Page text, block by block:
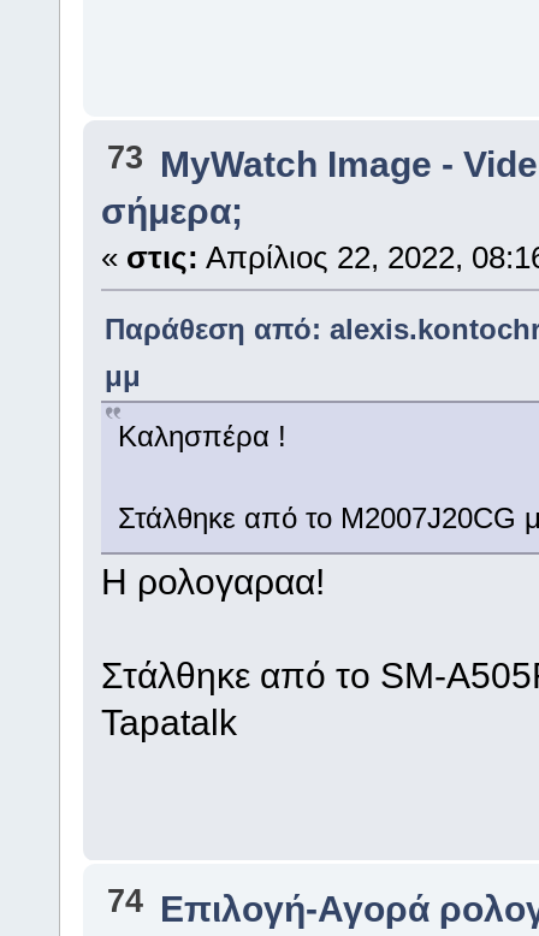
73 MyWatch Ιmage -
σήμερα;
« στις: Απρίλιος 22, 2022,
Παράθεση από:
μμ
Καλησπέρα !
Στάλθηκε από το M2007J20CG
Η ρολογαραα!
Στάλθηκε από το SM-
Tapatalk
74 Επιλογή-Αγορά